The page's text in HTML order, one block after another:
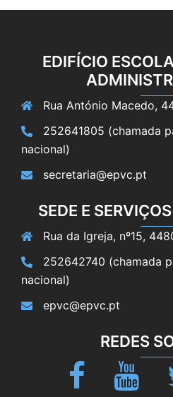
EDIFÍCIO
Rua António Macedo,
252641805 (chamada
nacional)
secretaria@epvc.pt
SEDE E
Rua da Igreja, nº15,
252642740 (chamada
nacional)
epvc@epvc.pt
REDES
Facebook